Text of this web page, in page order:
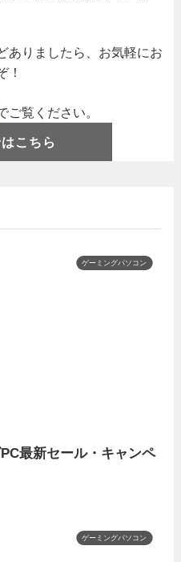
ありましたら、お気軽にお
！
ご覧ください。
こちら
ゲーミングパソコン
最新セール・キャンペ
ゲーミングパソコン